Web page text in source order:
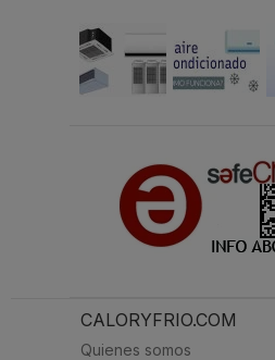
CALORYFRIO.COM
Quienes somos